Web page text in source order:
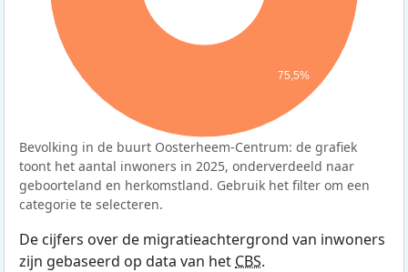
75,5%
Bevolking in de buurt Oosterheem-Centrum: de grafiek
toont het aantal inwoners in 2025, onderverdeeld naar
geboorteland en herkomstland. Gebruik het filter om een
categorie te selecteren.
De cijfers over de migratieachtergrond van inwoners
zijn gebaseerd op data van het CBS.